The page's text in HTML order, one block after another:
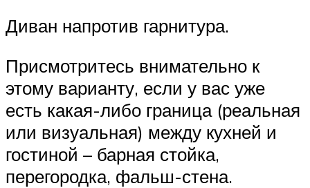
Диван напротив гарнитура.
Присмотритесь внимательно к
этому варианту, если у вас уже
есть какая-либо граница (реальная
или визуальная) между кухней и
гостиной – барная стойка,
перегородка, фальш-стена.